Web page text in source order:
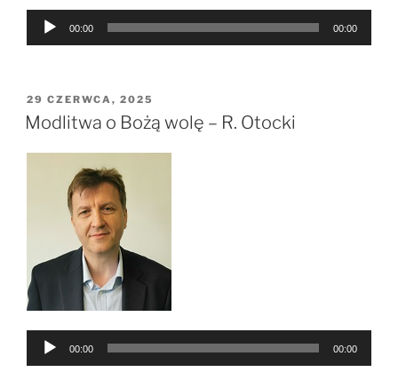
Odtwarzacz
00:00 00:00
OPUBLIKOWANE
W
29 CZERWCA, 2025
Modlitwa o Bożą wolę – R. Otocki
Odtwarzacz
00:00 00:00